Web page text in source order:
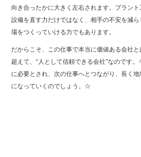
向き合ったかに大きく左右されます。プラント
設備を直す力だけではなく、相手の不安を減
場をつくっていける力でもあります。
だからこそ、この仕事で本当に価値ある会社と
超えて、“人として信頼できる会社”なのです
に必要とされ、次の仕事へとつながり、長く
になっていくのでしょう。☆